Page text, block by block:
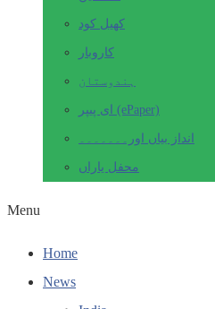
کھیل کود
کاروبار
ہندوستان
ای پیپر (ePaper)
انداز بیاں اور۔۔۔۔۔۔۔
محفل یاراں
Menu
Home
News